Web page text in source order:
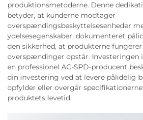
produktionsmetoderne. Denne
betyder, at kunderne modtager
overspændingsbeskyttelsesenheder
ydelsesegenskaber, dokumenteret
den sikkerhed, at produkterne
overspændinger opstår. Investeringen
en professionel AC-SPD-producent
din investering ved at levere pålidelig
opfylder eller overgår
produktets levetid.